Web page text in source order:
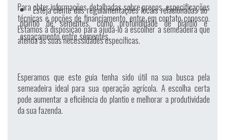
Esteja ciente das regulamentações locais relacionadas ao
plantio de sementes, como profundidade de plantio e
espaçamento entre sementes.
Para obter informações detalhadas sobre preços, especificações
técnicas e opções de financiamento, entre em contato conosco.
Estamos à disposição para ajudá-lo a escolher a semeadeira que
atenda às suas necessidades específicas.
Esperamos que este guia tenha sido útil na sua busca pela
semeadeira ideal para sua operação agrícola. A escolha certa
pode aumentar a eficiência do plantio e melhorar a produtividade
da sua fazenda.